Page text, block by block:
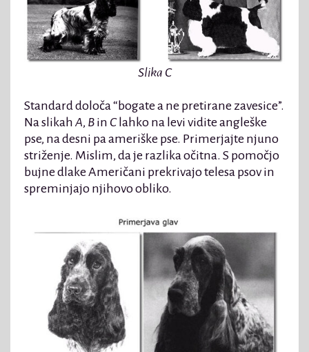
Slika C
Standard določa “bogate a ne pretirane zavesice”.
Na slikah A, B in Clahko na levi vidite angleške
pse, na desni pa ameriške pse. Primerjajte njuno
striženje. Mislim, da je razlika očitna. S pomočjo
bujne dlake Američani prekrivajo telesa psov in
spreminjajo njihovo obliko.